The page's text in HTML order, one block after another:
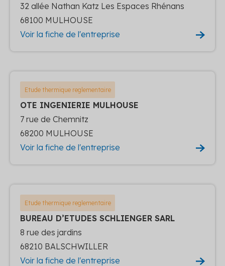
32 allée Nathan Katz Les Espaces Rhénans
68100 MULHOUSE
Voir la fiche de l'entreprise
Etude thermique reglementaire
OTE INGENIERIE MULHOUSE
7 rue de Chemnitz
68200 MULHOUSE
Voir la fiche de l'entreprise
Etude thermique reglementaire
BUREAU D’ETUDES SCHLIENGER SARL
8 rue des jardins
68210 BALSCHWILLER
Voir la fiche de l'entreprise